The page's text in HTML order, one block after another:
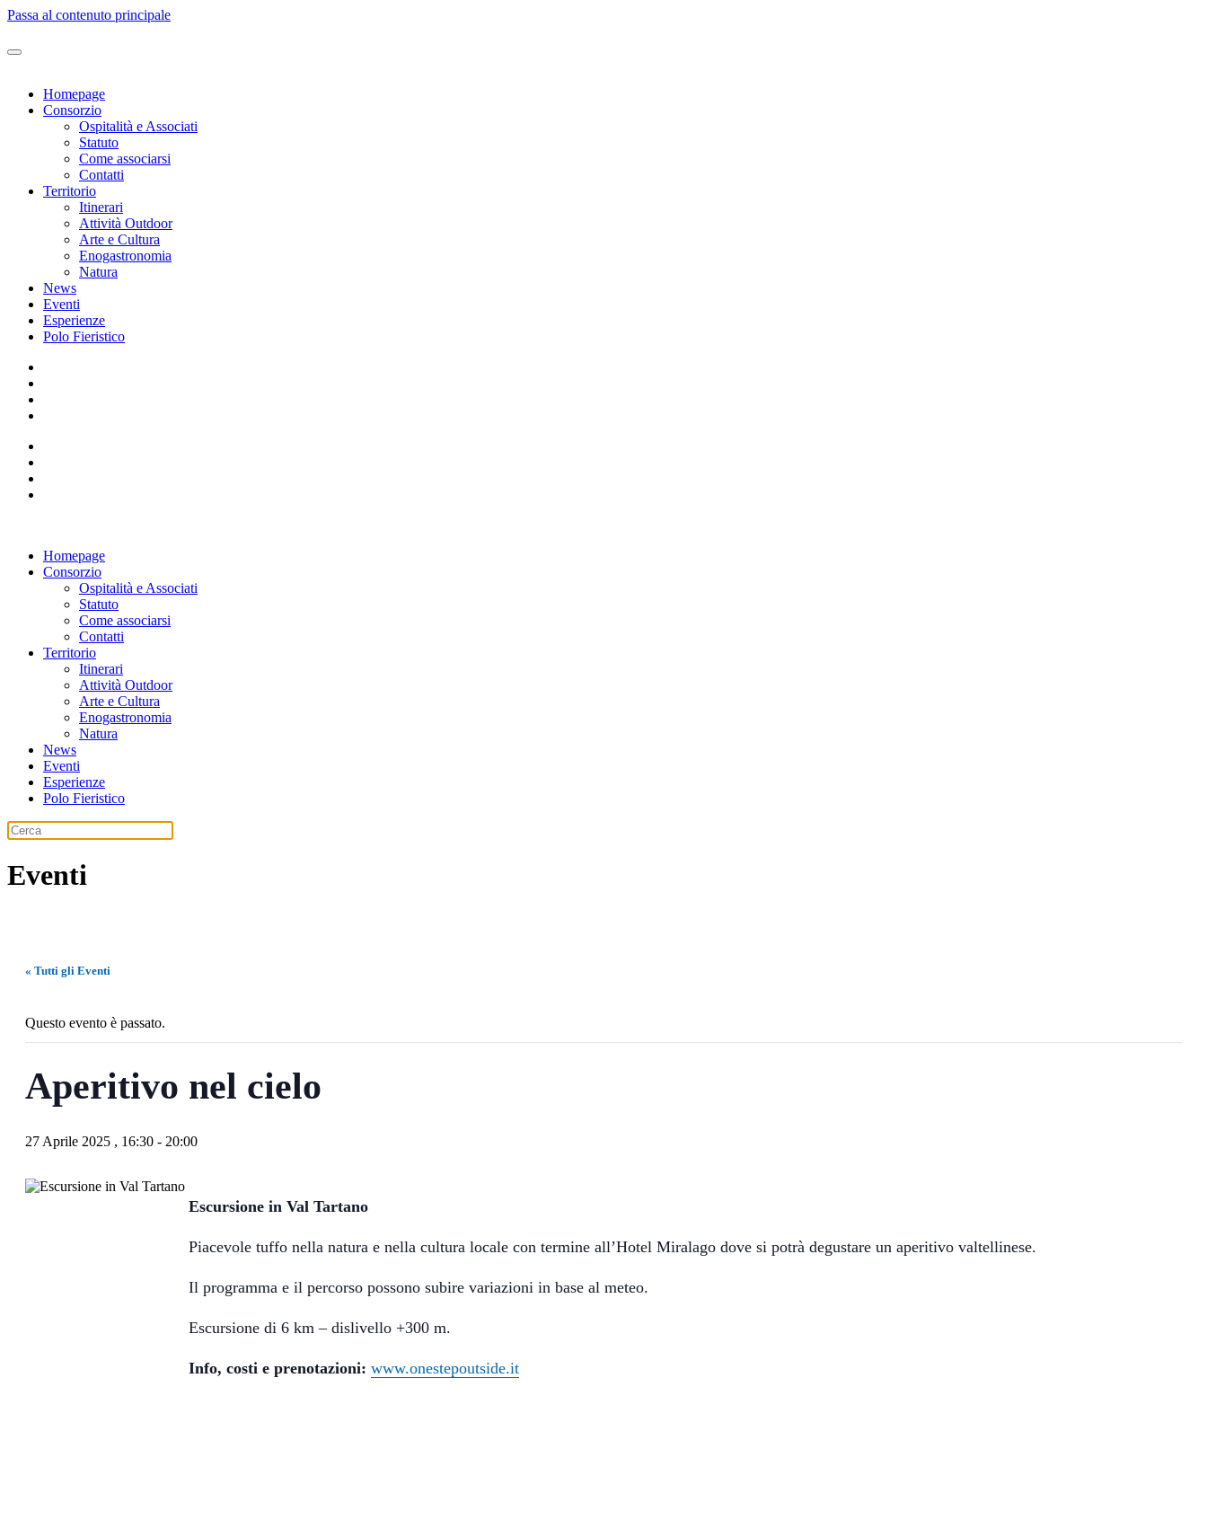
Passa al contenuto principale
Homepage
Consorzio
Ospitalità e Associati
Statuto
Come associarsi
Contatti
Territorio
Itinerari
Attività Outdoor
Arte e Cultura
Enogastronomia
Natura
News
Eventi
Esperienze
Polo Fieristico
Homepage
Consorzio
Ospitalità e Associati
Statuto
Come associarsi
Contatti
Territorio
Itinerari
Attività Outdoor
Arte e Cultura
Enogastronomia
Natura
News
Eventi
Esperienze
Polo Fieristico
Eventi
« Tutti gli Eventi
Questo evento è passato.
Aperitivo nel cielo
27 Aprile 2025 , 16:30 - 20:00
Escursione in Val Tartano
Piacevole tuffo nella natura e nella cultura locale con termine all’Hotel Miralago dove si potrà degustare un aperitivo valtellinese.
Il programma e il percorso possono subire variazioni in base al meteo.
Escursione di 6 km – dislivello +300 m.
Info, costi e prenotazioni: www.onestepoutside.it